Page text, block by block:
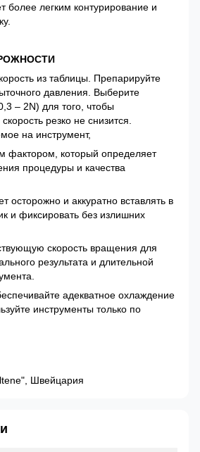
более легким контурирование и
из таблицы. Препарируйте
давления. Выберите
– 2N) для того, чтобы
резко не снизится.
на инструмент,
фактором, который определяет
процедуры и качества
осторожно и аккуратно вставлять в
и фиксировать без излишних
скорость вращения для
результата и длительной
адекватное охлаждение
инструменты только по
Швейцария